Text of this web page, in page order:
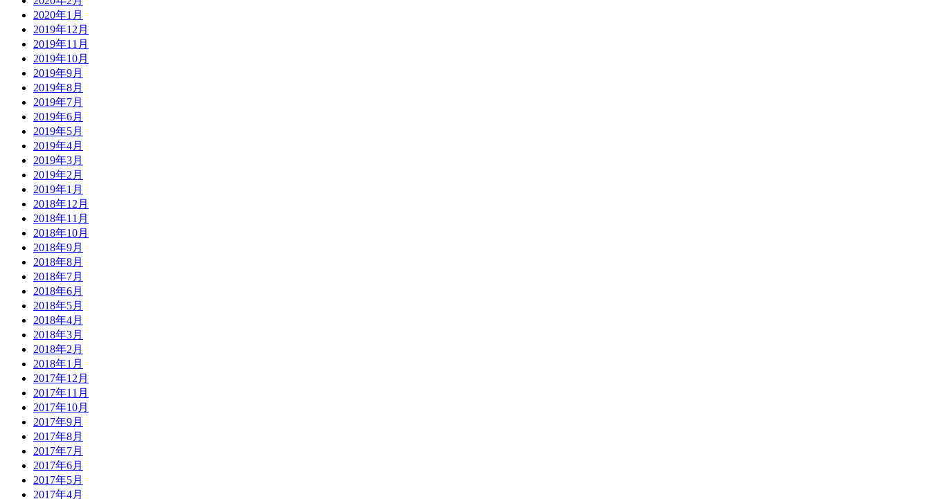
2020年1月
2019年12月
2019年11月
2019年10月
2019年9月
2019年8月
2019年7月
2019年6月
2019年5月
2019年4月
2019年3月
2019年2月
2019年1月
2018年12月
2018年11月
2018年10月
2018年9月
2018年8月
2018年7月
2018年6月
2018年5月
2018年4月
2018年3月
2018年2月
2018年1月
2017年12月
2017年11月
2017年10月
2017年9月
2017年8月
2017年7月
2017年6月
2017年5月
2017年4月